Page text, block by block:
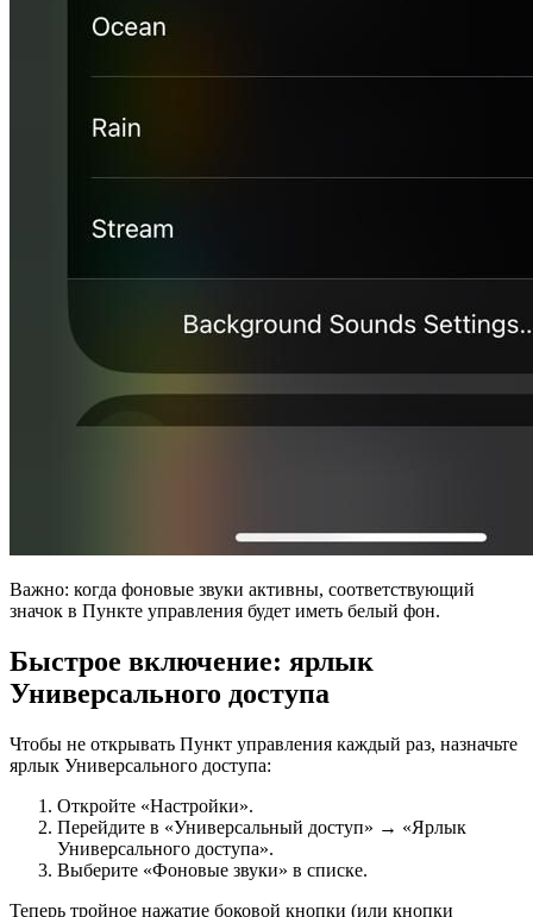
Важно: когда фоновые звуки активны, соответствующий
значок в Пункте управления будет иметь белый фон.
Быстрое включение: ярлык
Универсального доступа
Чтобы не открывать Пункт управления каждый раз, назначьте
ярлык Универсального доступа:
Откройте «Настройки».
Перейдите в «Универсальный доступ» → «Ярлык
Универсального доступа».
Выберите «Фоновые звуки» в списке.
Теперь тройное нажатие боковой кнопки (или кнопки